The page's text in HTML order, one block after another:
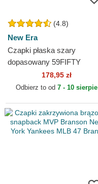
(4.8)
New Era
Czapki płaska szary
dopasowany 59FIFTY
Essential Los Angeles
Dodgers MLB New Era
178,95 zł
Odbierz to od 7 - 10 sierpie